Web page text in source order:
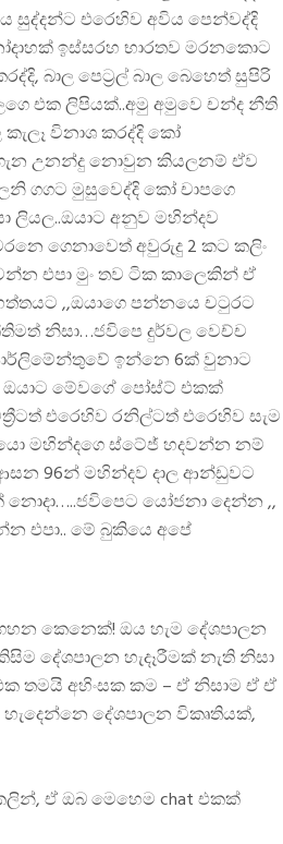
සුද්දන්ට එරෙහිව අවිය පෙන්වද්දි
ඉස්සරහ භාරතව මරනකොට
බාල පෙට්‍රල් බාල බෙහෙත් සුපිරි
එක ලිපියක්..අමු අමුවෙ චන්ද නීති
විනාශ කරද්දි කෝ
උනන්දු නොවුන කියලනම් ඒව
ගගට මුසුවෙද්දි කෝ චාපගෙ
ලියල..ඔයාට අනුව මහින්දව
ගෙනාවෙත් අවුරුදු 2 කට කලිං
එපා මුං තව ටික කාලෙකින් ඒ
,,ඔයාගෙ පන්නයෙ චටුරට
නිසා…ජවිපෙ දුර්වල වෙච්ච
ඉන්නෙ 6ක් වුනාට
මේවගේ පෝස්ට් එකක්
එරෙහිව රනිල්ටත් එරෙහිව සැම
මහින්දගෙ ස්ටේජ් හදවන්න නම්
96න් මහින්දව දාල ආන්ඩුවට
යෝජනා දෙන්න ,,
එපා.. මේ බුකියෙ අපේ
ගහන කෙනෙක්! ඔය හැම දේශපාලන
දේශපාලන හැදෑරීමක් නැති නිසා
තමයි අහිංසක කම – ඒ නිසාම ඒ ඒ
දේශපාලන විකෘතියක්,
ඒ ඔබ මෙහෙම chat එකක්